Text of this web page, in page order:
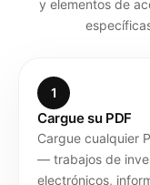
y elementos de
1
Cargue su PDF
Cargue cualquier
— trabajos de
electrónicos,